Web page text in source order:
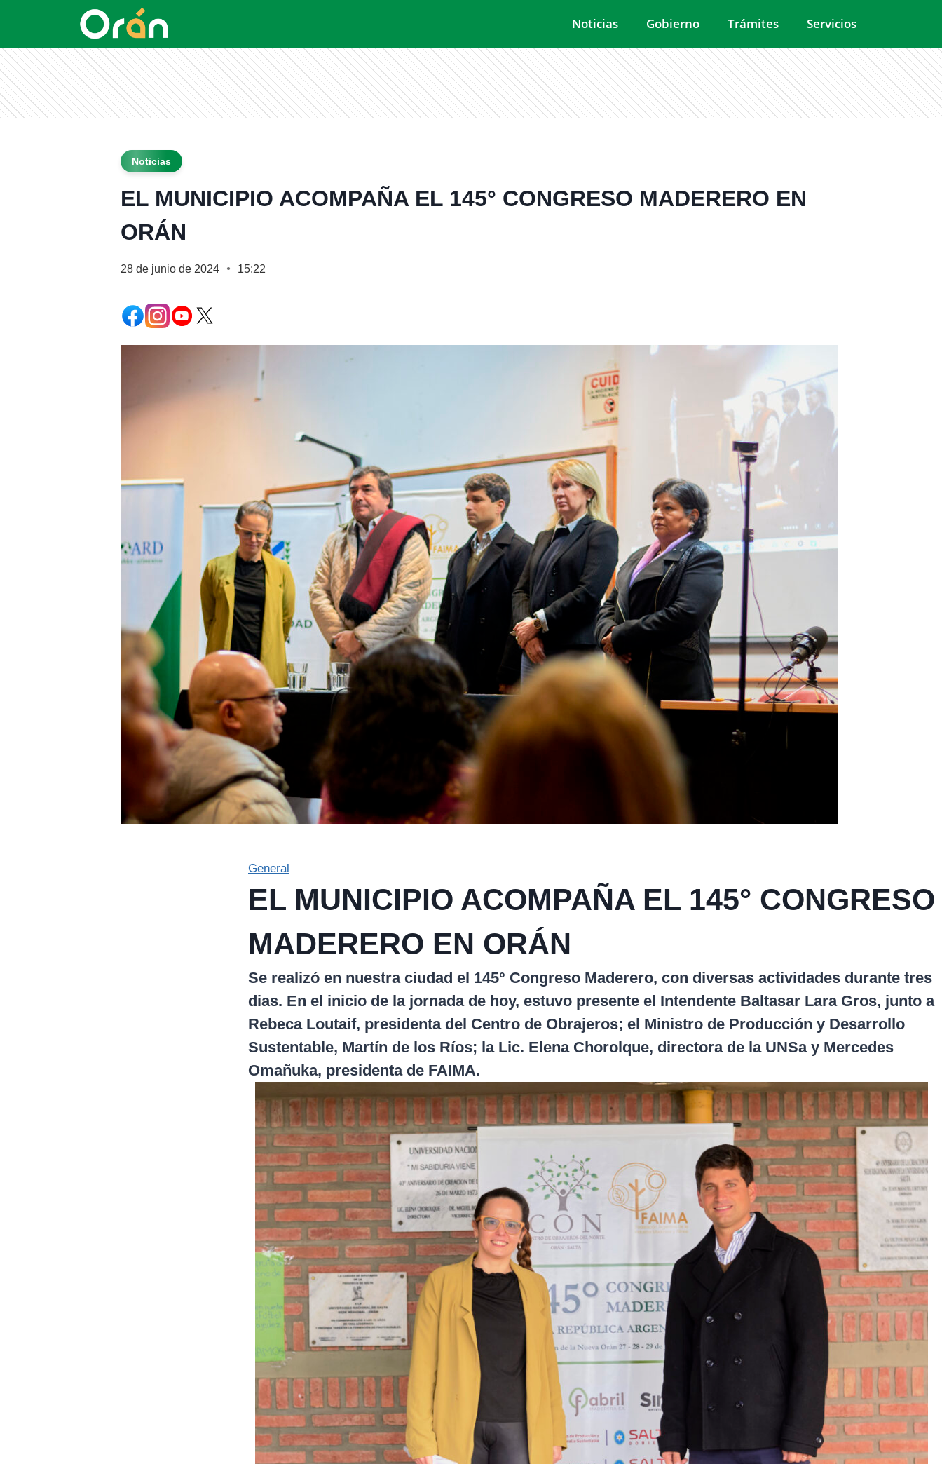
Noticias Gobierno Trámites Servicios
Noticias
EL MUNICIPIO ACOMPAÑA EL 145° CONGRESO MADERERO EN
ORÁN
28 de junio de 2024 ● 15:22
General
EL MUNICIPIO ACOMPAÑA EL 145° CONGRESO
MADERERO EN ORÁN
Se realizó en nuestra ciudad el 145° Congreso Maderero, con diversas actividades durante tres
dias. En el inicio de la jornada de hoy, estuvo presente el Intendente Baltasar Lara Gros, junto a
Rebeca Loutaif, presidenta del Centro de Obrajeros; el Ministro de Producción y Desarrollo
Sustentable, Martín de los Ríos; la Lic. Elena Chorolque, directora de la UNSa y Mercedes
Omañuka, presidenta de FAIMA.